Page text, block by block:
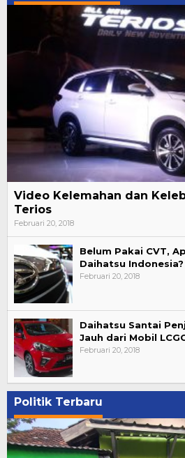
Video Kelemahan dan
Terios
Februari 20, 2018
Belum Pakai CVT,
Daihatsu Indonesia?
Februari 20, 2018
Daihatsu Santai
Jauh dari Mobil
Februari 20, 2018
Politik Terbaru